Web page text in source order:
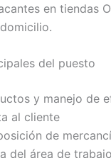
en tiendas
del puesto
y manejo de
al cliente
de
del área de trabajo